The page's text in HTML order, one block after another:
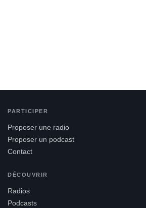
PARTICIPER
Proposer une radio
Proposer un podcast
Contact
DÉCOUVRIR
Radios
Podcasts